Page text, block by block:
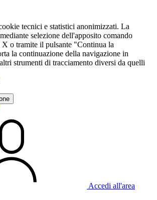
tecnici e statistici anonimizzati. La
selezione dell'apposito comando
o tramite il pulsante "Continua la
la continuazione della navigazione in
strumenti di tracciamento diversi da quelli
Accedi all'area